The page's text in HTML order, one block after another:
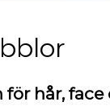
för hår,